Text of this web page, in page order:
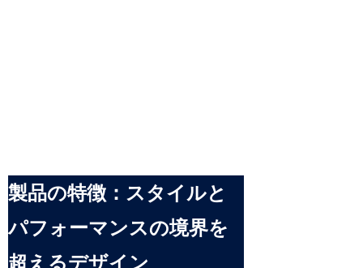
製品の特徴：スタイルと
パフォーマンスの境界を
超えるデザイン